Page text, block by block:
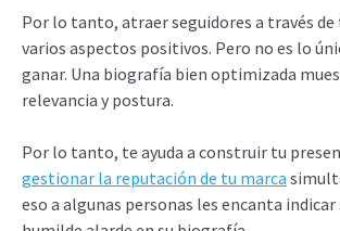
Por lo tanto, atraer seguidores a través
varios aspectos positivos. Pero no es lo
ganar. Una biografía bien optimizada
relevancia y postura.
Por lo tanto, te ayuda a construir tu
gestionar la reputación de tu marca
eso a algunas personas les encanta